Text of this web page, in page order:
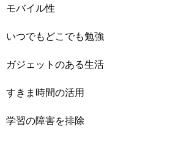
モバイル性
いつでもどこでも勉強
ガジェットのある生活
すきま時間の活用
学習の障害を排除